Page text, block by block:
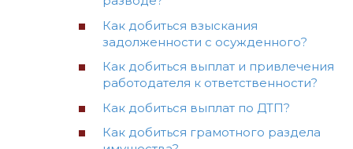
Как добиться взыскания
задолженности с осужденного?
Как добиться выплат и привлечения
работодателя к ответственности?
Как добиться выплат по ДТП?
Как добиться грамотного раздела